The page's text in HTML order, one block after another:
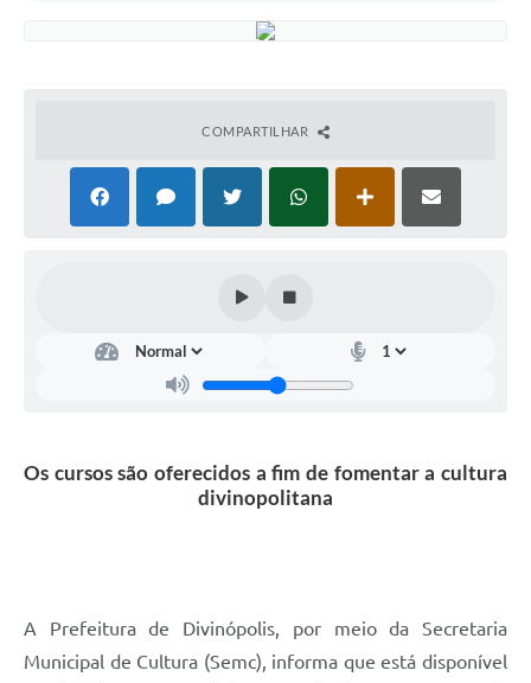
COMPARTILHAR
Os cursos são oferecidos a fim de fomentar a cultura
divinopolitana
A Prefeitura de Divinópolis, por meio da Secretaria
Municipal de Cultura (Semc), informa que está disponível